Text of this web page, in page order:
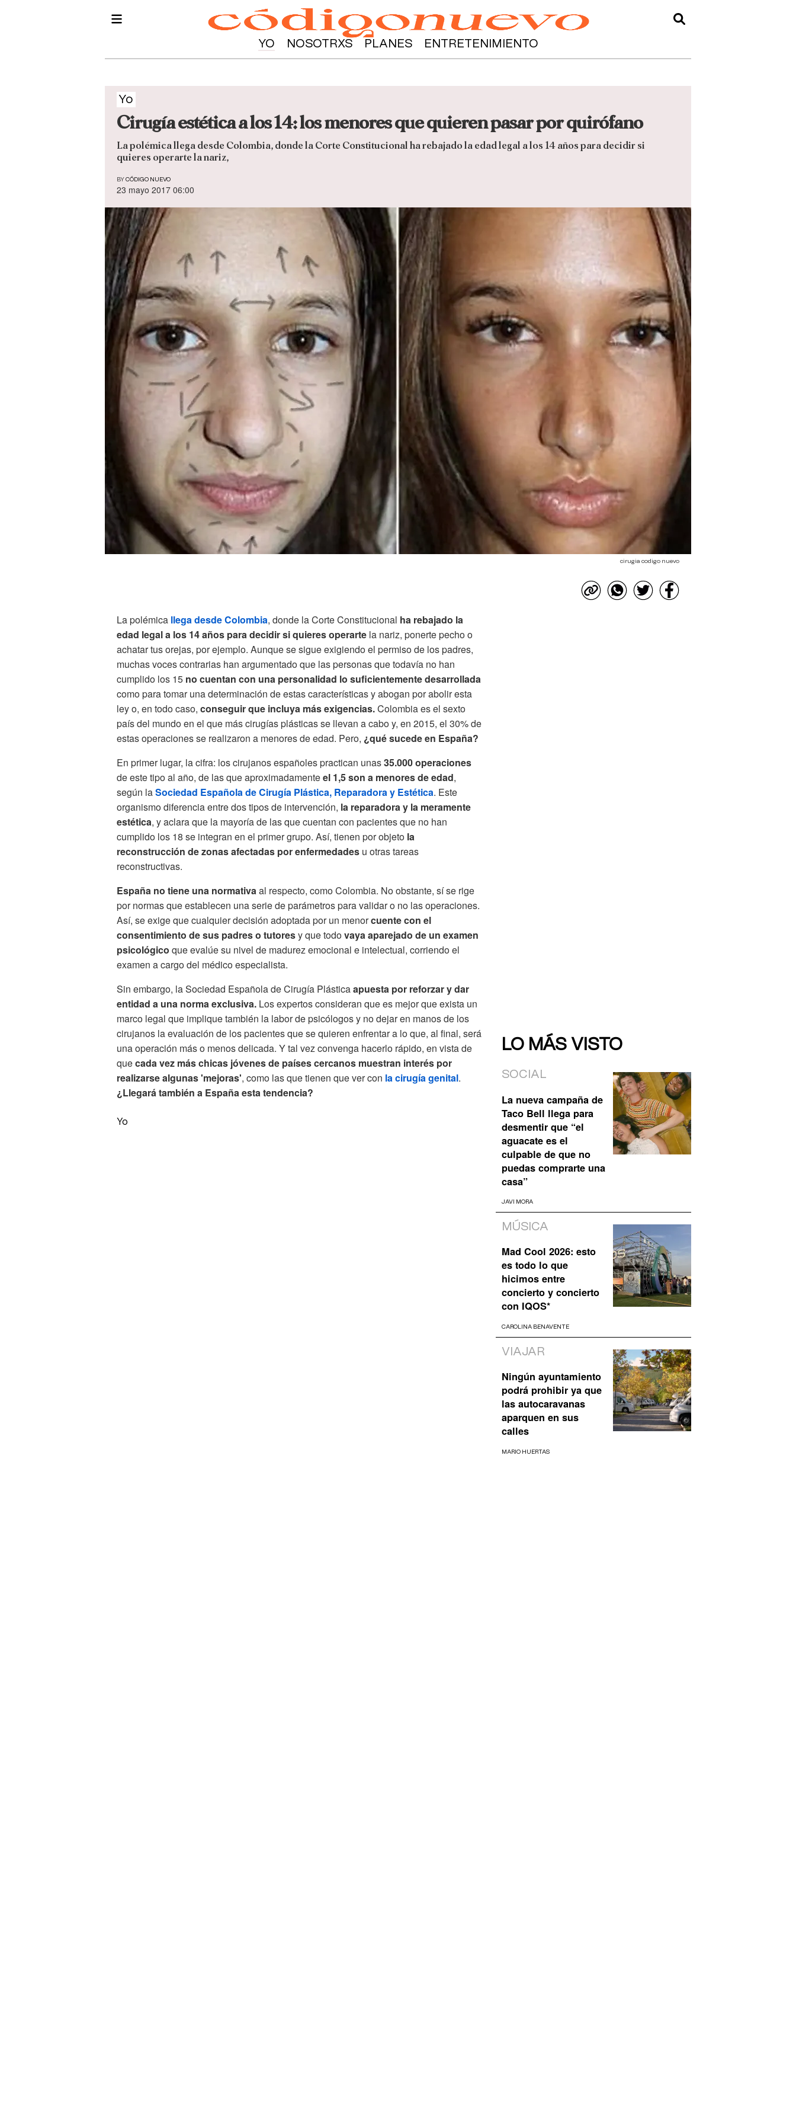
YO NOSOTRXS PLANES ENTRETENIMIENTO
Yo
Cirugía estética a los 14: los menores que quieren pasar por quirófano
La polémica llega desde Colombia, donde la Corte Constitucional ha rebajado la edad legal a los 14 años para decidir si
quieres operarte la nariz,
BY CÓDIGO NUEVO
23 mayo 2017 06:00
cirugia codigo nuevo
La polémica llega desde Colombia, donde la Corte Constitucional ha rebajado la
edad legal a los 14 años para decidir si quieres operarte la nariz, ponerte pecho o
achatar tus orejas, por ejemplo. Aunque se sigue exigiendo el permiso de los padres,
muchas voces contrarias han argumentado que las personas que todavía no han
cumplido los 15 no cuentan con una personalidad lo suficientemente desarrollada
como para tomar una determinación de estas características y abogan por abolir esta
ley o, en todo caso, conseguir que incluya más exigencias.Colombia es el sexto
país del mundo en el que más cirugías plásticas se llevan a cabo y, en 2015, el 30% de
estas operaciones se realizaron a menores de edad. Pero, ¿qué sucede en España?
En primer lugar, la cifra: los cirujanos españoles practican unas35.000 operaciones
de este tipo al año, de las que aproximadamenteel 1,5 son a menores de edad,
según laSociedad Española de Cirugía Plástica, Reparadora y Estética. Este
organismo diferencia entre dos tipos de intervención, la reparadora y la meramente
estética, y aclara que la mayoría de las que cuentan con pacientes que no han
cumplido los 18 se integran en el primer grupo. Así, tienen por objeto la
reconstrucción de zonas afectadas por enfermedades u otras tareas
reconstructivas.
España no tiene una normativaal respecto, como Colombia. No obstante, sí se rige
por normas que establecen una serie de parámetros para validar o no las operaciones.
Así, se exige que cualquier decisión adoptada por un menorcuente con el
consentimiento de sus padres o tutoresy que todovaya aparejado de un examen
psicológico que evalúe su nivel de madurez emocional e intelectual, corriendo el
examen a cargo del médico especialista.
Sin embargo, la Sociedad Española de Cirugía Plásticaapuesta por reforzar y dar
entidad a una norma exclusiva. Los expertos consideran que es mejor que exista un
marco legal que implique también la labor de psicólogos y no dejar en manos de los
cirujanos la evaluación de los pacientes que se quieren enfrentar a lo que, al final, será
una operación más o menos delicada. Y tal vez convenga hacerlo rápido, en vista de
quecada vez más chicas jóvenes de países cercanos muestran interés por
realizarse algunas 'mejoras', como las que tienen que ver con la cirugía genital.
¿Llegará también a España esta tendencia?
Yo
LO MÁS VISTO
SOCIAL
La nueva campaña de
Taco Bell llega para
desmentir que “el
aguacate es el
culpable de que no
puedas comprarte una
casa”
JAVI MORA
MÚSICA
Mad Cool 2026: esto
es todo lo que
hicimos entre
concierto y concierto
con IQOS*
CAROLINA BENAVENTE
VIAJAR
Ningún ayuntamiento
podrá prohibir ya que
las autocaravanas
aparquen en sus
calles
MARIO HUERTAS